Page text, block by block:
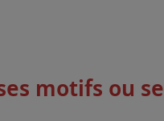
motifs ou